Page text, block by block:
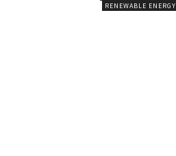
RENEWABLE ENERGY